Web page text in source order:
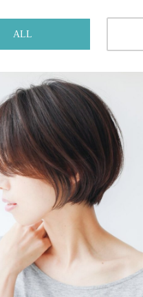
ALL